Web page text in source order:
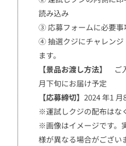
読み込み
③ 応募フォームに必要事
④ 抽選クジにチャレンジ
ます。
【景品お渡し方法】
ご
月下旬にお届け予定
【応募締切】 2024 年1
※運試しクジの配布はな
※画像はイメージです。
様が異なる場合がござい